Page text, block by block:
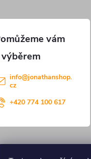
info@jonathanshop.
cz
+420 774 100 617